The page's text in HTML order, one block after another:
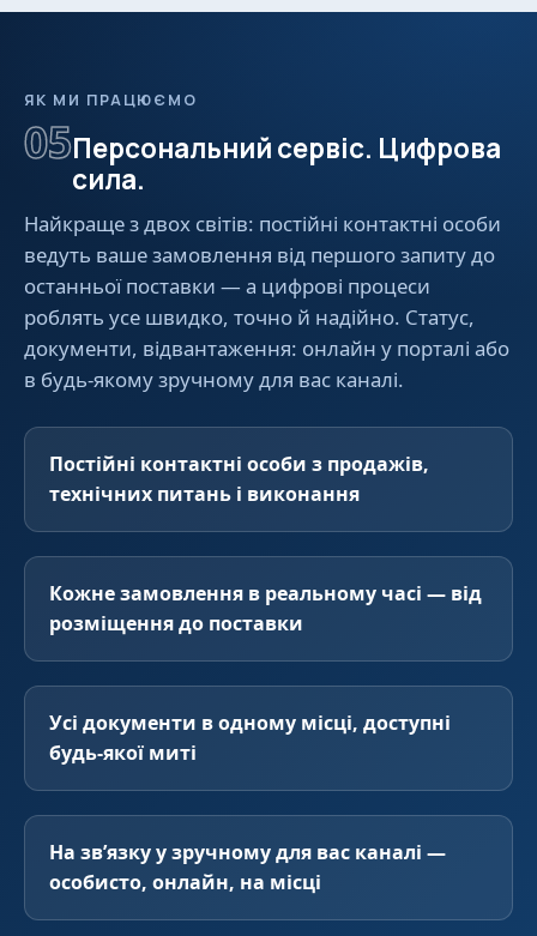
ЯК МИ ПРАЦЮЄМО
05Персональний сервіс. Цифрова
сила.
Найкраще з двох світів: постійні контактні особи
ведуть ваше замовлення від першого запиту до
останньої поставки — а цифрові процеси
роблять усе швидко, точно й надійно. Статус,
документи, відвантаження: онлайн у порталі або
в будь-якому зручному для вас каналі.
Постійні контактні особи з продажів,
технічних питань і виконання
Кожне замовлення в реальному часі — від
розміщення до поставки
Усі документи в одному місці, доступні
будь-якої миті
На звʼязку у зручному для вас каналі —
особисто, онлайн, на місці